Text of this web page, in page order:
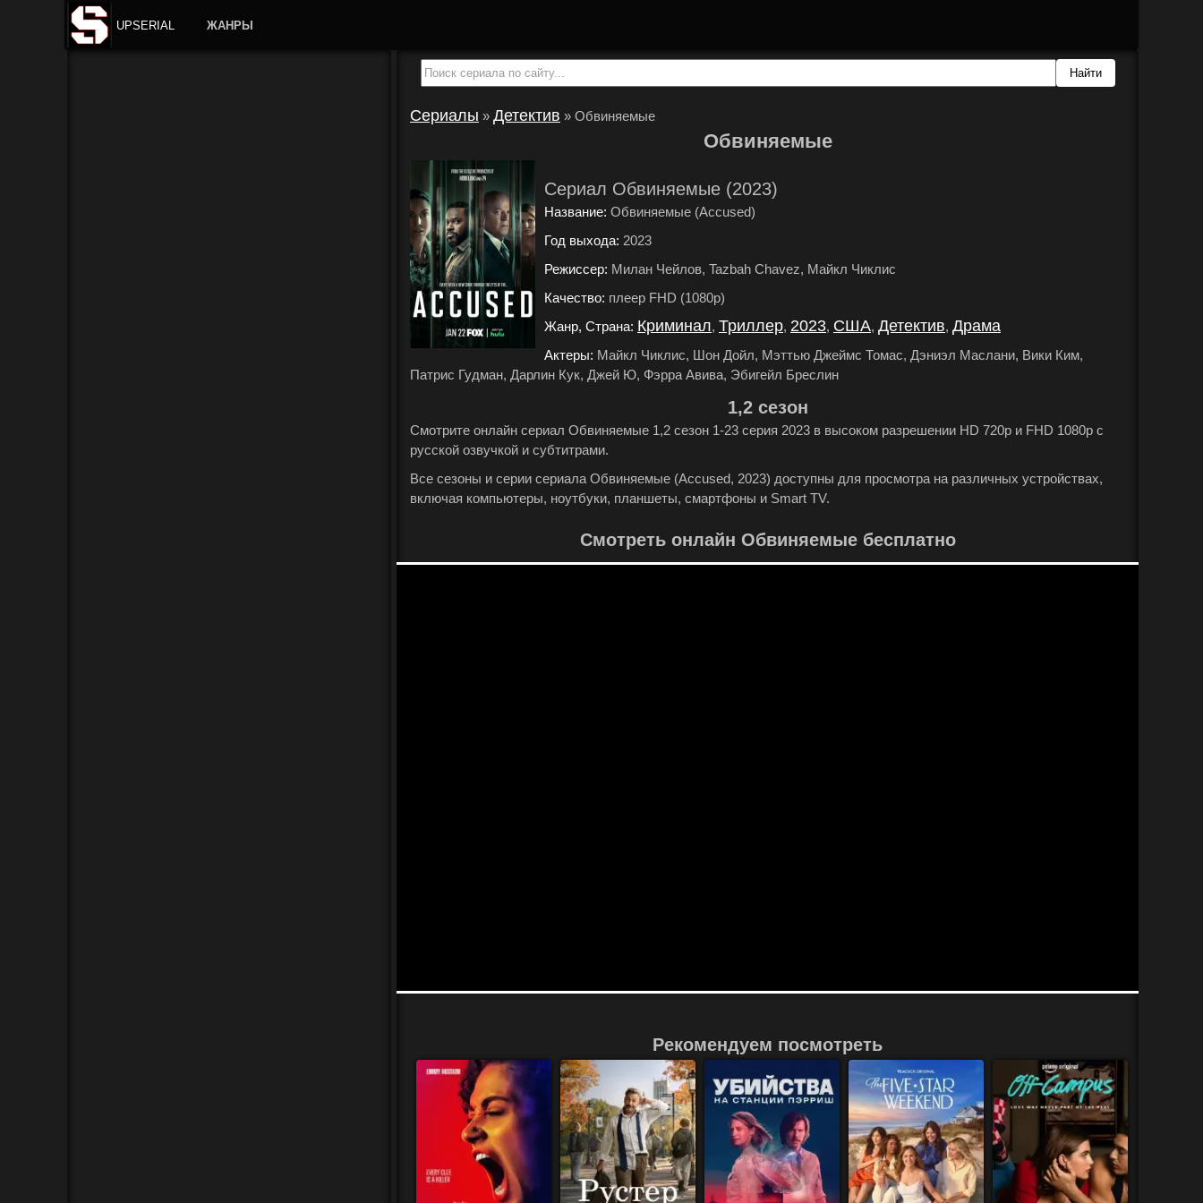
UPSERIAL ЖАНРЫ
Сериалы » Детектив » Обвиняемые
Обвиняемые
Сериал Обвиняемые (2023)
Название: Обвиняемые (Accused)
Год выхода: 2023
Режиссер: Милан Чейлов, Tazbah Chavez, Майкл Чиклис
Качество: плеер FHD (1080p)
Жанр, Страна: Криминал, Триллер, 2023, США, Детектив, Драма
Актеры: Майкл Чиклис, Шон Дойл, Мэттью Джеймс Томас, Дэниэл Маслани, Вики Ким,
Патрис Гудман, Дарлин Кук, Джей Ю, Фэрра Авива, Эбигейл Бреслин
1,2 сезон
Смотрите онлайн сериал Обвиняемые 1,2 сезон 1-23 серия 2023 в высоком разрешении HD 720p и FHD 1080p с
русской озвучкой и субтитрами.
Все сезоны и серии сериала Обвиняемые (Accused, 2023) доступны для просмотра на различных устройствах,
включая компьютеры, ноутбуки, планшеты, смартфоны и Smart TV.
Смотреть онлайн Обвиняемые бесплатно
Рекомендуем посмотреть